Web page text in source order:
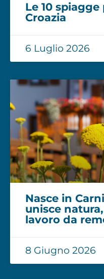
Le 10
Croazia
6 Luglio 2026
Nasce in
unisce
lavoro da
8 Giugno 2026